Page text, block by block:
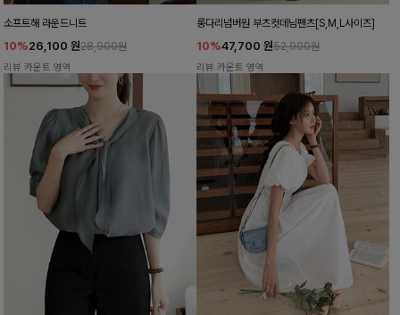
소프트해 라운드니트
10%26,100 원28,900원
리뷰 카운트 영역
롱다리넘버원 부츠컷데님팬츠[S,M,L사이즈]
10%47,700 원52,900원
리뷰 카운트 영역